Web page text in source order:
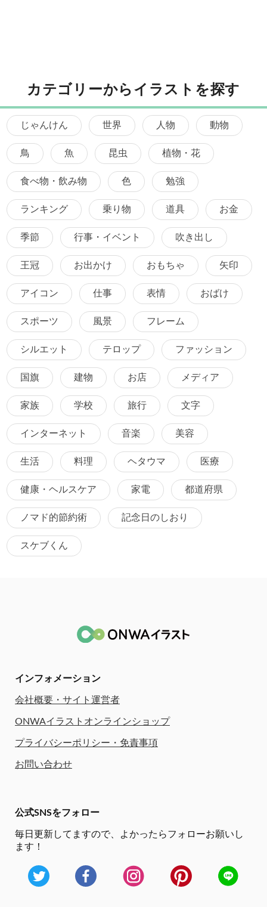
カテゴリーからイラストを探す
じゃんけん 世界 人物 動物
鳥 魚 昆虫 植物・花
食べ物・飲み物 色 勉強
ランキング 乗り物 道具 お金
季節 行事・イベント 吹き出し
王冠 お出かけ おもちゃ 矢印
アイコン 仕事 表情 おばけ
スポーツ 風景 フレーム
シルエット テロップ ファッション
国旗 建物 お店 メディア
家族 学校 旅行 文字
インターネット 音楽 美容
生活 料理 ヘタウマ 医療
健康・ヘルスケア 家電 都道府県
ノマド的節約術 記念日のしおり
スケブくん
インフォメーション
会社概要・サイト運営者
ONWAイラストオンラインショップ
プライバシーポリシー・免責事項
お問い合わせ
公式SNSをフォロー
毎日更新してますので、
よかったらフォローお願いし
ます！